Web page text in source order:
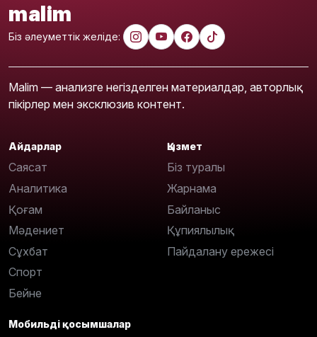
malim
Біз әлеуметтік желіде:
Malim — анализге негізделген материалдар, авторлық
пікірлер мен эксклюзив контент.
Айдарлар
Саясат
Аналитика
Қоғам
Мәдениет
Сұхбат
Спорт
Бейне
Қызмет
Біз туралы
Жарнама
Байланыс
Құпиялылық
Пайдалану ережесі
Мобильді қосымшалар